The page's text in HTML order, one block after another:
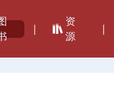
|
资
源
|